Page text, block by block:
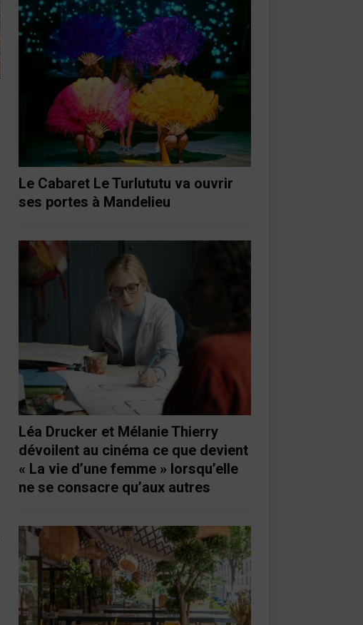
Le Cabaret Le Turlututu va ouvrir
ses portes à Mandelieu
Léa Drucker et Mélanie Thierry
dévoilent au cinéma ce que devient
« La vie d’une femme » lorsqu’elle
ne se consacre qu’aux autres